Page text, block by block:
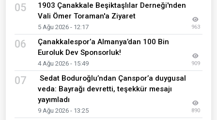
05
1903 Çanakkale Beşiktaşlılar Derneği'nden
Vali Ömer Toraman'a Ziyaret
5 Ağu 2026 - 12:17 963
06
Çanakkalespor’a Almanya’dan 100 Bin
Euroluk Dev Sponsorluk!
4 Ağu 2026 - 15:49 909
07
Sedat Boduroğlu’ndan Çanspor’a duygusal
veda: Bayrağı devretti, teşekkür mesajı
yayımladı
9 Ağu 2026 - 13:25 890